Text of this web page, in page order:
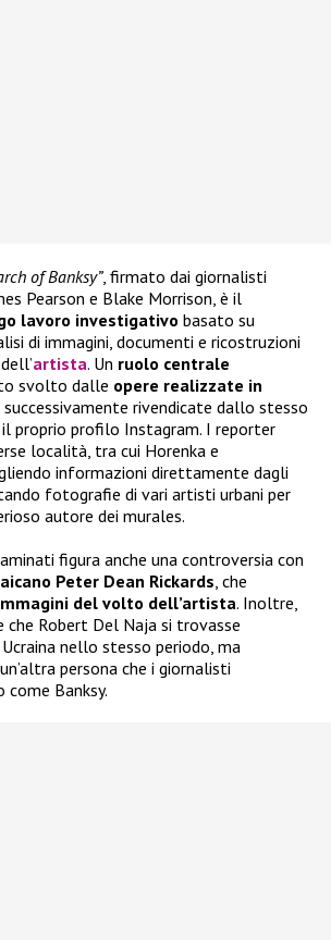
of Banksy”, firmato dai giornalisti
Pearson e Blake Morrison, è il
lavoro investigativo basato su
di immagini, documenti e ricostruzioni
artista. Un ruolo centrale
svolto dalle opere realizzate in
, successivamente rivendicate dallo stesso
proprio profilo Instagram. I reporter
località, tra cui Horenka e
informazioni direttamente dagli
fotografie di vari artisti urbani per
autore dei murales.
figura anche una controversia con
Peter Dean Rickards , che
del volto dell’artista. Inoltre,
che Robert Del Naja si trovasse
nello stesso periodo, ma
persona che i giornalisti
Banksy.